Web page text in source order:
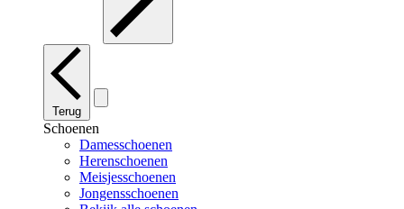
Terug
Schoenen
Damesschoenen
Herenschoenen
Meisjesschoenen
Jongensschoenen